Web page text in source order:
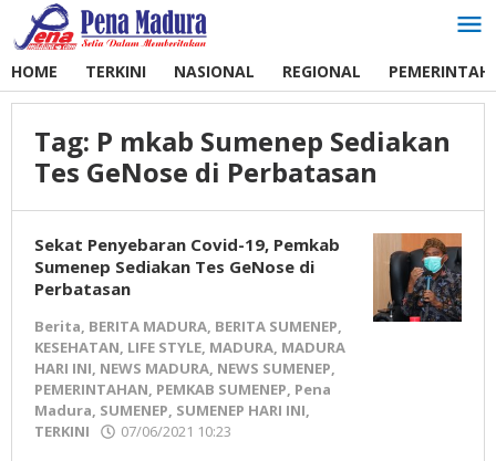
Lewati
ke
HOME TERKINI NASIONAL REGIONAL
Tag: P mkab Sumenep Sediakan
Tes GeNose di Perbatasan
Sekat Penyebaran Covid-19, Pemkab
Sumenep Sediakan Tes GeNose di
Perbatasan
Berita, BERITA MADURA, BERITA SUMENEP,
KESEHATAN, LIFE STYLE, MADURA, MADURA
HARI INI, NEWS MADURA, NEWS SUMENEP,
PEMERINTAHAN, PEMKAB SUMENEP, Pena
Madura, SUMENEP, SUMENEP HARI INI,
TERKINI
07/06/2021 10:23